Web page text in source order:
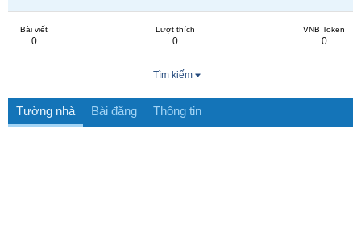
Bài viết
0
Lượt thích
0
VNB Token
0
Tìm kiếm
Tường nhà Bài đăng Thông tin